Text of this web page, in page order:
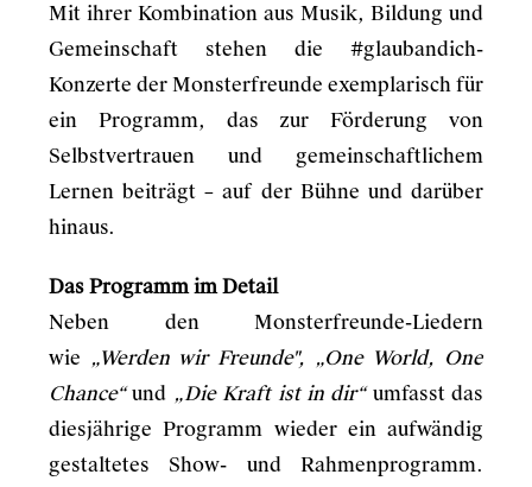
Mit ihrer Kombination aus Musik, Bildung und
Gemeinschaft stehen die #glaubandich-
Konzerte der Monsterfreunde exemplarisch für
ein Programm, das zur Förderung von
Selbstvertrauen und gemeinschaftlichem
Lernen beiträgt – auf der Bühne und darüber
hinaus.
Das Programm im Detail
Neben den Monsterfreunde-Liedern
wie „Werden wir Freunde", „One World, One
Chance“und „Die Kraft ist in dir“umfasst das
diesjährige Programm wieder ein aufwändig
gestaltetes Show- und Rahmenprogramm.